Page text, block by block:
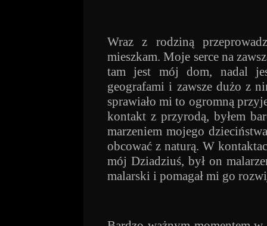
Wraz z rodziną
mieszkam. Moje serce na
tam jest mój dom, nadal
geografami i zawsze dużo z
sprawiało mi to ogromną
kontakt z przyrodą, byłem
marzeniem mojego
obcować z naturą. W
mój Dziadziuś, był on
malarski i pomagał mi go